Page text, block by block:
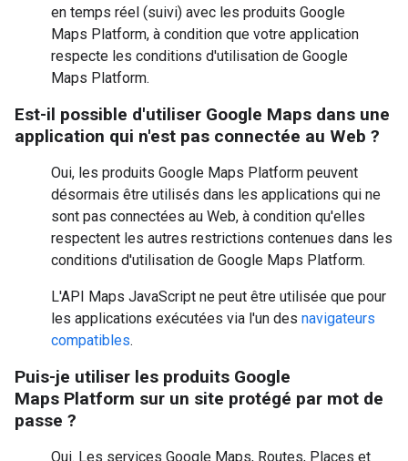
en temps réel (suivi) avec les produits Google
Maps Platform, à condition que votre application
respecte les conditions d'utilisation de Google
Maps Platform.
Est-il possible d'utiliser Google Maps dans une
application qui n'est pas connectée au Web ?
Oui, les produits Google Maps Platform peuvent
désormais être utilisés dans les applications qui ne
sont pas connectées au Web, à condition qu'elles
respectent les autres restrictions contenues dans les
conditions d'utilisation de Google Maps Platform.
L'API Maps JavaScript ne peut être utilisée que pour
les applications exécutées via l'un des navigateurs
compatibles.
Puis-je utiliser les produits Google
Maps Platform sur un site protégé par mot de
passe ?
Oui. Les services Google Maps, Routes, Places et